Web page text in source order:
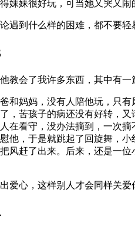
妹妹很好玩，可当她又哭又
遇到什么样的困难，都不要
教会了我许多东西，其中有一
和妈妈，没有人陪他玩，只
，苦孩子的病还没有好转，
在看守，没办法摘到，一次
他，于是就跳起了回旋舞，
风赶了出来。后来，还是一
爱心，这样别人才会同样关爱